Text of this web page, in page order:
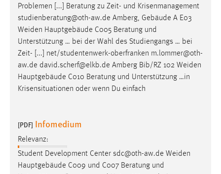
Problemen [...] Beratung zu Zeit- und Krisenmanagement
studienberatung@oth-aw.de Amberg, Gebäude A E03
Weiden Hauptgebäude C005 Beratung und
Unterstützung … bei der Wahl des Studiengangs … bei
Zeit- [...] net/studentenwerk-oberfranken m.lommer@oth-
aw.de david.scherf@elkb.de Amberg Bib/RZ 102 Weiden
Hauptgebäude C010 Beratung und Unterstützung …in
Krisensituationen oder wenn Du einfach
[PDF] Infomedium
Relevanz:
Student Development Center sdc@oth-aw.de Weiden
Hauptgebäude C009 und C007 Beratung und